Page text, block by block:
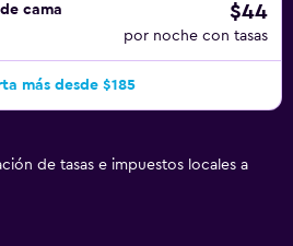
cama
$44
por noche con tasas
más desde $185
de tasas e impuestos locales a